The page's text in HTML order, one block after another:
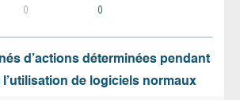
0 0
d’actions déterminées pendant
l’utilisation de logiciels normaux